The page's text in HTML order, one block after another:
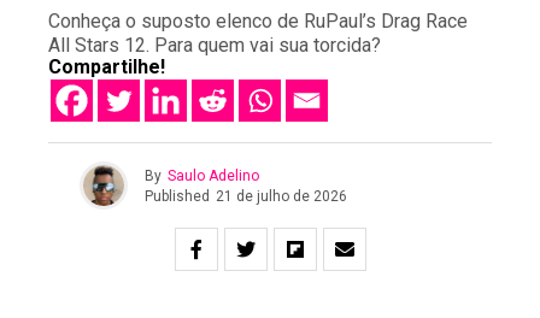
Conheça o suposto elenco de RuPaul’s Drag Race
All Stars 12. Para quem vai sua torcida?
Compartilhe!
By Saulo Adelino
Published 21 de julho de 2026